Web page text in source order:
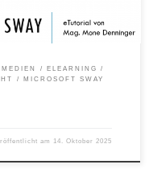
ELEARNING
MICROSOFT SWAY
am 14. Oktober 2025